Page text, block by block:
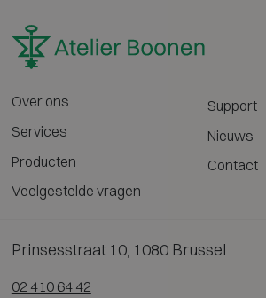
Over ons
Services
Producten
Veelgestelde vragen
Support
Nieuws
Contact
Prinsesstraat 10, 1080 Brussel
02 410 64 42